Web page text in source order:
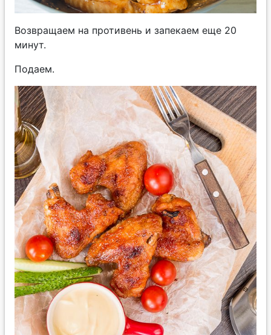
Возвращаем на противень и запекаем еще 20
минут.
Подаем.